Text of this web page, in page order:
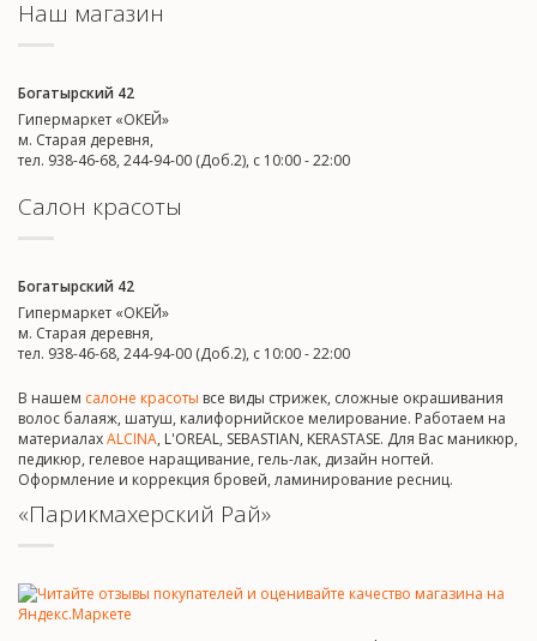
Наш магазин
Богатырский 42
Гипермаркет «ОКЕЙ»
м. Старая деревня,
тел. 938-46-68, 244-94-00 (Доб.2), c 10:00 - 22:00
Салон красоты
Богатырский 42
Гипермаркет «ОКЕЙ»
м. Старая деревня,
тел. 938-46-68, 244-94-00 (Доб.2), c 10:00 - 22:00
В нашем салоне красоты все виды стрижек, сложные окрашивания
волос балаяж, шатуш, калифорнийское мелирование. Работаем на
материалахALCINA, L'OREAL, SEBASTIAN, KERASTASE. Для Вас маникюр,
педикюр, гелевое наращивание, гель-лак, дизайн ногтей.
Оформление и коррекция бровей, ламинирование ресниц.
«Парикмахерский Рай»